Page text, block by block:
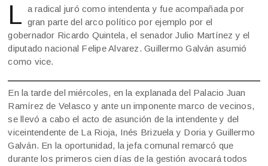
L a radical juró como intendenta y fue acompañada por
gran parte del arco político por ejemplo por el
gobernador Ricardo Quintela, el senador Julio Martínez y el
diputado nacional Felipe Alvarez. Guillermo Galván asumió
como vice.
En la tarde del miércoles, en la explanada del Palacio Juan
Ramírez de Velasco y ante un imponente marco de vecinos,
se llevó a cabo el acto de asunción de la intendente y del
viceintendente de La Rioja, Inés Brizuela y Doria y Guillermo
Galván. En la oportunidad, la jefa comunal remarcó que
durante los primeros cien días de la gestión avocará todos